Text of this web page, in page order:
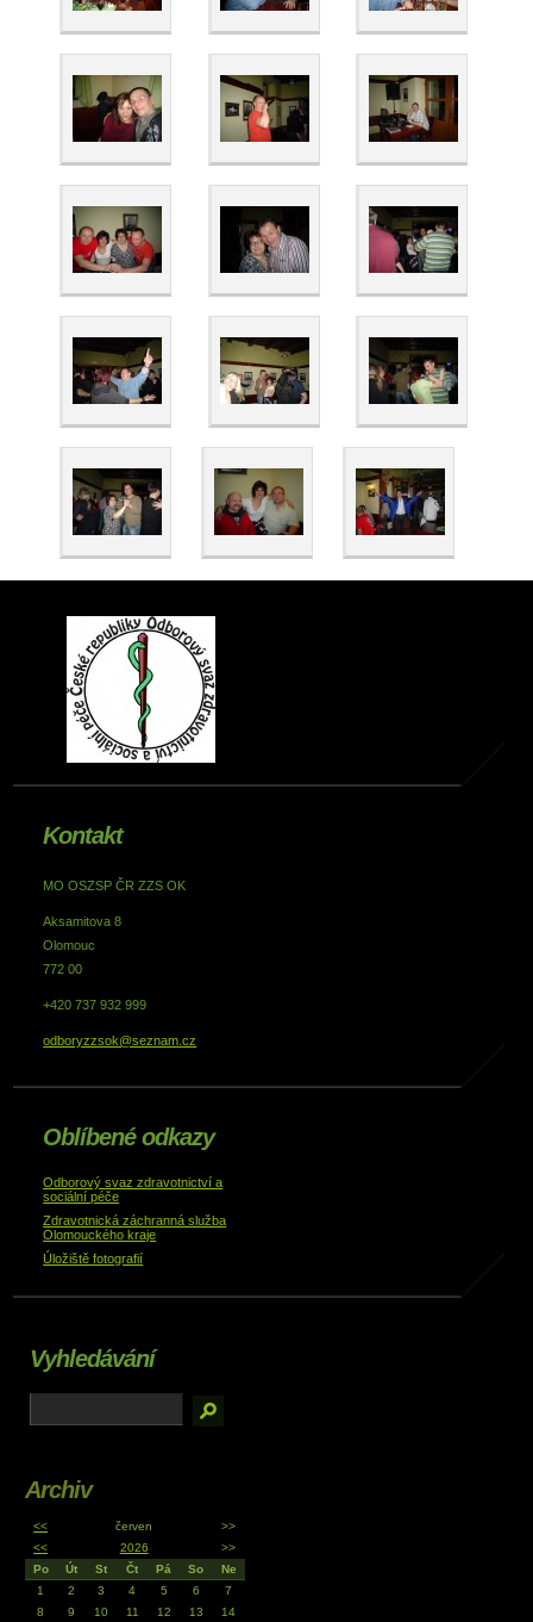
Kontakt
MO OSZSP ČR ZZS OK
Aksamitova 8
Olomouc
772 00
+420 737 932 999
odboryzzsok@seznam.cz
Oblíbené odkazy
Odborový svaz zdravotnictví a
sociální péče
Zdravotnická záchranná služba
Olomouckého kraje
Úložiště fotografií
Vyhledávání
Archiv
<< červen
>>
<<
2026
>>
Po
Út St Čt Pá So
Ne
1
2 3 4 5 6
7
8
9 10 11 12 13 14